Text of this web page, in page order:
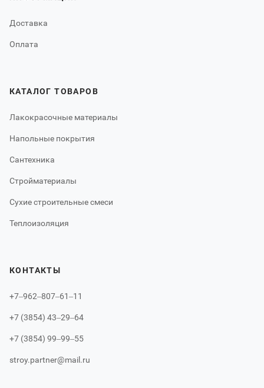
Доставка
Оплата
КАТАЛОГ ТОВАРОВ
Лакокрасочные материалы
Напольные покрытия
Сантехника
Стройматериалы
Сухие строительные смеси
Теплоизоляция
КОНТАКТЫ
+7‒962‒807‒61‒11
+7 (3854) 43‒29‒64
+7 (3854) 99‒99‒55
stroy.partner@mail.ru